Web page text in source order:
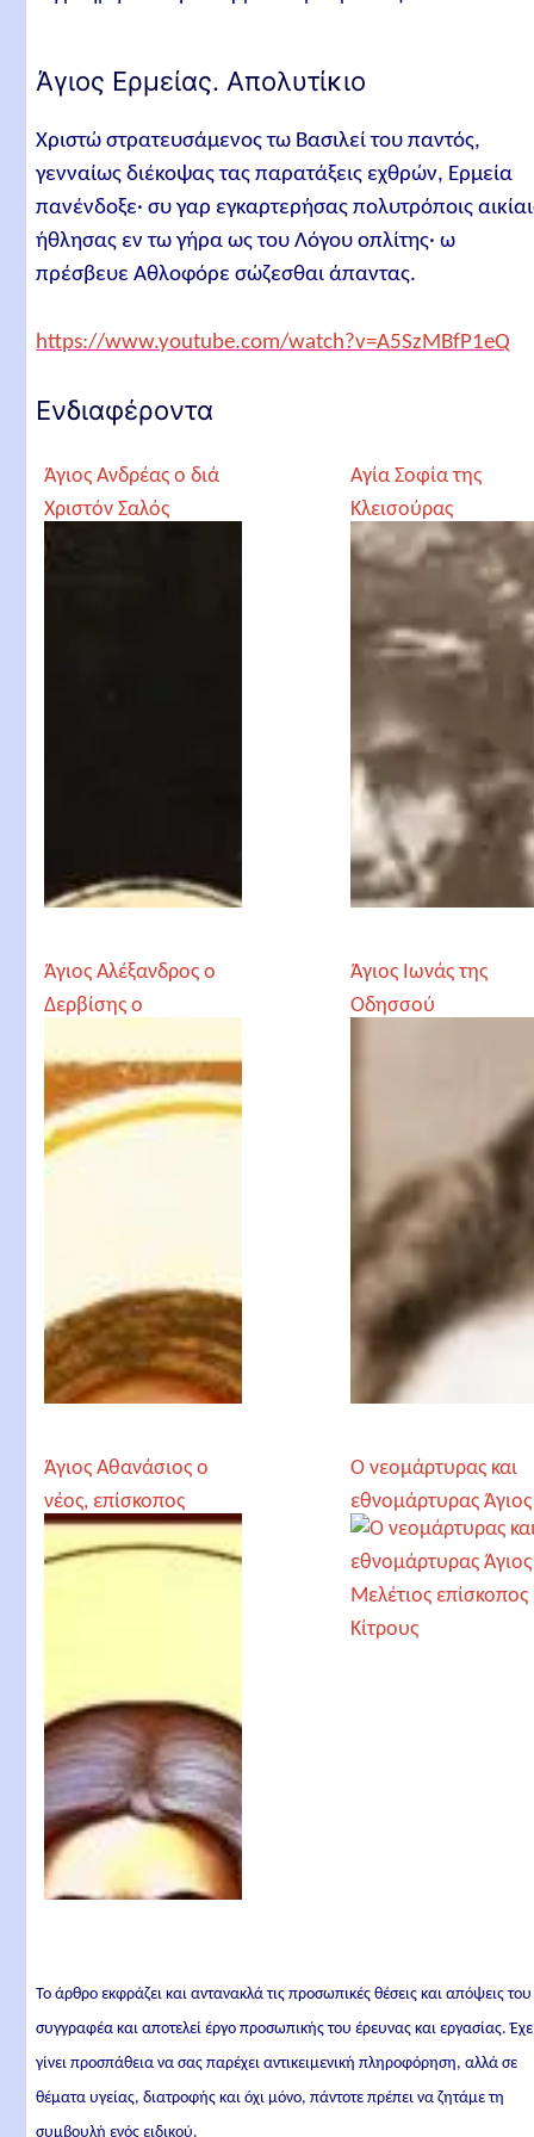
Άγιος Ερμείας. Απολυτίκιο
Χριστώ στρατευσάμενος τω Βασιλεί του παντός,
γενναίως διέκοψας τας παρατάξεις εχθρών, Ερμεία
πανένδοξε· συ γαρ εγκαρτερήσας πολυτρόποις
ήθλησας εν τω γήρα ως του Λόγου οπλίτης· ω
πρέσβευε Αθλοφόρε σώζεσθαι άπαντας.
https://www.youtube.com/watch?v=A5SzMBfP1eQ
Ενδιαφέροντα
Άγιος Ανδρέας ο διά
Χριστόν Σαλός
Αγία Σοφία της
Κλεισούρας
Άγιος Αλέξανδρος ο
Δερβίσης ο
Άγιος Ιωνάς της
Οδησσού
Άγιος Αθανάσιος ο
νέος, επίσκοπος
Χριστιανουπόλεως
Ο νεομάρτυρας και
εθνομάρτυρας Άγιος
Μελέτιος επίσκοπος
Κίτρους
Το άρθρο εκφράζει και αντανακλά τις προσωπικές θέσεις και απόψεις του
συγγραφέα και αποτελεί έργο προσωπικής του έρευνας και εργασίας.
γίνει προσπάθεια να σας παρέχει αντικειμενική πληροφόρηση, αλλά σε
θέματα υγείας, διατροφής και όχι μόνο, πάντοτε πρέπει να ζητάμε τη
συμβουλή ενός ειδικού.